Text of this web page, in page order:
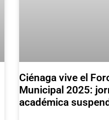
Ciénaga vive el
Municipal 2025:
académica